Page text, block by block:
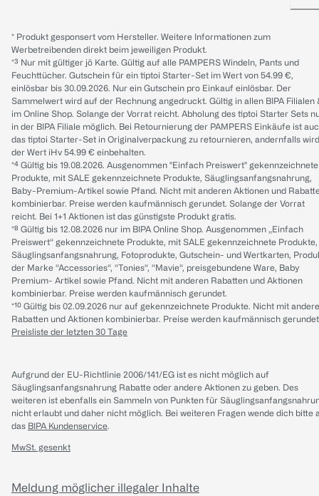
* Produkt gesponsert vom Hersteller. Weitere Informationen zum
Werbetreibenden direkt beim jeweiligen Produkt.
*³ Nur mit gültiger jö Karte. Gültig auf alle PAMPERS Windeln, Pants und
Feuchttücher. Gutschein für ein tiptoi Starter-Set im Wert von 54.99 €,
einlösbar bis 30.09.2026. Nur ein Gutschein pro Einkauf einlösbar. Der
Sammelwert wird auf der Rechnung angedruckt. Gültig in allen BIPA Filialen
im Online Shop. Solange der Vorrat reicht. Abholung des tiptoi Starter Sets
in der BIPA Filiale möglich. Bei Retournierung der PAMPERS Einkäufe ist
das tiptoi Starter-Set in Originalverpackung zu retournieren, andernfalls wird
der Wert iHv 54.99 € einbehalten.
*⁴ Gültig bis 19.08.2026. Ausgenommen "Einfach Preiswert" gekennzeichnete
Produkte, mit SALE gekennzeichnete Produkte, Säuglingsanfangsnahrung,
Baby-Premium-Artikel sowie Pfand. Nicht mit anderen Aktionen und
kombinierbar. Preise werden kaufmännisch gerundet. Solange der Vorrat
reicht. Bei 1+1 Aktionen ist das günstigste Produkt gratis.
*⁸ Gültig bis 12.08.2026 nur im BIPA Online Shop. Ausgenommen „Einfach
Preiswert“ gekennzeichnete Produkte, mit SALE gekennzeichnete Produkte,
Säuglingsanfangsnahrung, Fotoprodukte, Gutschein- und Wertkarten,
der Marke “Accessories“, “Tonies“, “Mavie“, preisgebundene Ware, Baby
Premium- Artikel sowie Pfand. Nicht mit anderen Rabatten und Aktionen
kombinierbar. Preise werden kaufmännisch gerundet.
*¹⁰ Gültig bis 02.09.2026 nur auf gekennzeichnete Produkte. Nicht mit
Rabatten und Aktionen kombinierbar. Preise werden kaufmännisch
Preisliste der letzten 30 Tage
Aufgrund der EU-Richtlinie 2006/141/EG ist es nicht möglich auf
Säuglingsanfangsnahrung Rabatte oder andere Aktionen zu geben. Des
weiteren ist ebenfalls ein Sammeln von Punkten für
nicht erlaubt und daher nicht möglich. Bei weiteren Fragen wende dich bitte
das BIPA Kundenservice.
MwSt. gesenkt
Meldung möglicher illegaler Inhalte